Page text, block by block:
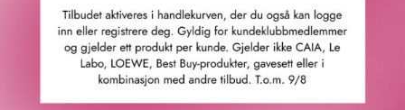
I bunnen omfavner Rose Epicée deg i sin voluminøse
duftspor av tonkabønne, cashmeran og patchouli, og
skaper en vanedannende kokong med innhyllende krydder.
Toppnoter: Davanaolje, mandarin og kardemomme.